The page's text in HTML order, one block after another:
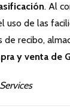
. Al
uso de las
recibo,
y venta de